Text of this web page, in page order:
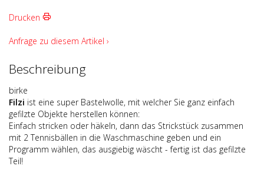
Drucken
Anfrage zu diesem Artikel ›
Beschreibung
birke
Filzi ist eine super Bastelwolle, mit welcher Sie ganz einfach
gefilzte Objekte herstellen können:
Einfach stricken oder häkeln, dann das Strickstück zusammen
mit 2 Tennisbällen in die Waschmaschine geben und ein
Programm wählen, das ausgiebig wäscht - fertig ist das gefilzte
Teil!